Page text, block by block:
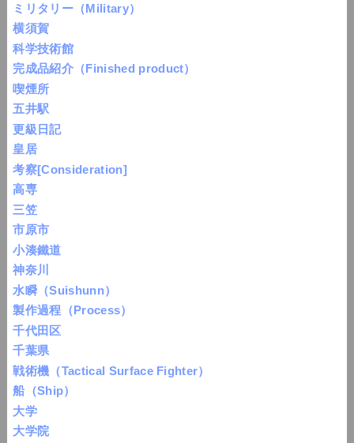
ミリタリー（Military）
横須賀
科学技術館
完成品紹介（Finished product）
喫煙所
五井駅
更級日記
皇居
考察[Consideration]
高専
三笠
市原市
小湊鐵道
神奈川
水瞬（Suishunn）
製作過程（Process）
千代田区
千葉県
戦術機（Tactical Surface Fighter）
船（Ship）
大学
大学院